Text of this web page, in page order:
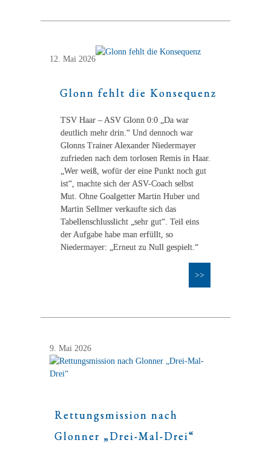
12. Mai 2026
Glonn fehlt die Konsequenz
TSV Haar – ASV Glonn 0:0 „Da war
deutlich mehr drin.“ Und dennoch war
Glonns Trainer Alexander Niedermayer
zufrieden nach dem torlosen Remis in Haar.
„Wer weiß, wofür der eine Punkt noch gut
ist“, machte sich der ASV-Coach selbst
Mut. Ohne Goalgetter Martin Huber und
Martin Sellmer verkaufte sich das
Tabellenschlusslicht „sehr gut“. Teil eins
der Aufgabe habe man erfüllt, so
Niedermayer: „Erneut zu Null gespielt.“
>>
9. Mai 2026
Rettungsmission nach
Glonner „Drei-Mal-Drei“